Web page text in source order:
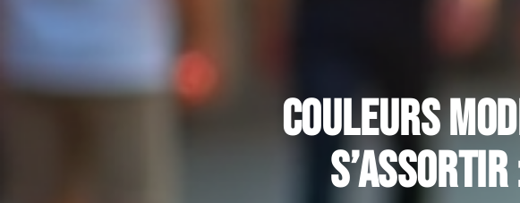
Couleurs
s’assortir